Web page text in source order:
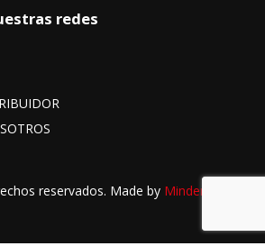
redes
reservados. Made by MinderLab